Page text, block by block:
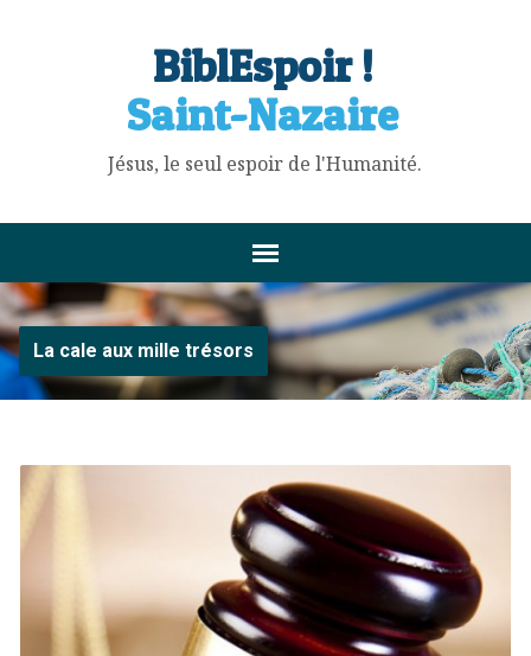
BiblEspoir !
Saint-Nazaire
Jésus, le seul espoir de l'Humanité.
La cale aux mille trésors